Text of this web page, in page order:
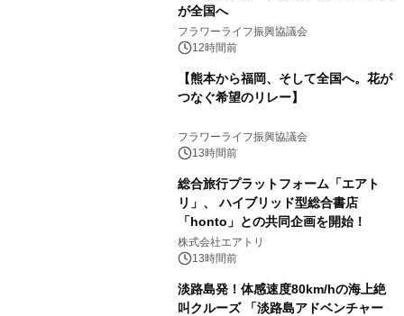
が全国へ
フラワーライフ振興協議会
12時間前
【熊本から福岡、そして全国へ。花が
つなぐ希望のリレー】
フラワーライフ振興協議会
13時間前
総合旅行プラットフォーム「エアト
リ」、 ハイブリッド型総合書店
「honto」との共同企画を開始！
株式会社エアトリ
13時間前
淡路島発！体感速度80km/hの海上絶
叫クルーズ 「淡路島アドベンチャー